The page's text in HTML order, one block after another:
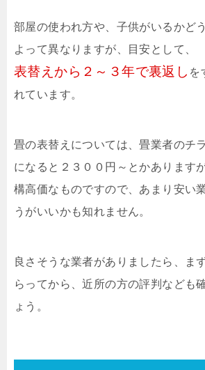
部屋の使われ方や、子供がいるかど
よって異なりますが、目安として、
表替えから２～３年で裏返し を
れています。
畳の表替えについては、畳業者のチ
になると２３００円～とかあります
構高価なものですので、あまり安い
うがいいかも知れません。
良さそうな業者がありましたら、ま
らってから、近所の方の評判なども
ょう。